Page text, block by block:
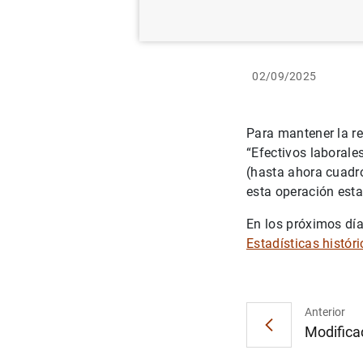
02/09/2025
Para mantener la
“Efectivos
(hasta ahora
esta operación
En los próximos
Estadísticas
Anterior